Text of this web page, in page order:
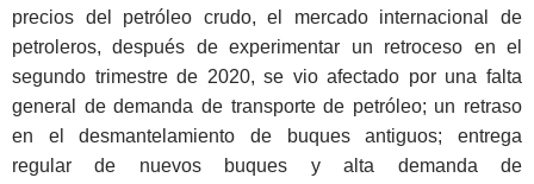
precios del petróleo crudo, el mercado internacional de
petroleros, después de experimentar un retroceso en el
segundo trimestre de 2020, se vio afectado por una falta
general de demanda de transporte de petróleo; un retraso
en el desmantelamiento de buques antiguos; entrega
regular de nuevos buques y alta demanda de